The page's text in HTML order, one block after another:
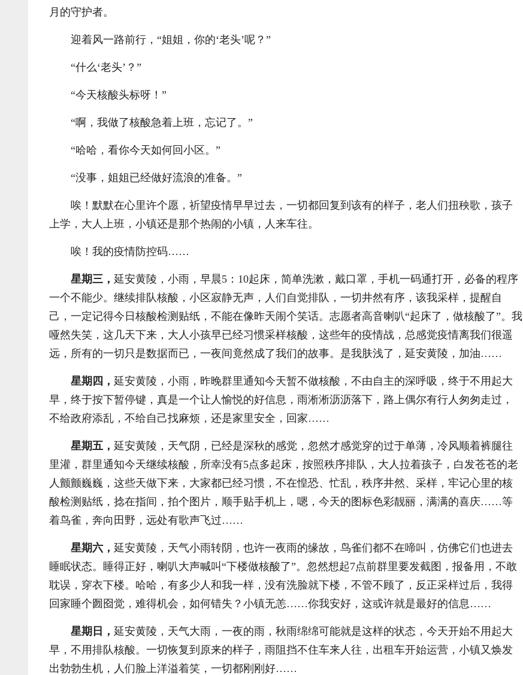
月的守护者。
迎着风一路前行，“姐姐，你的‘老头’呢？”
“什么‘老头’？”
“今天核酸头标呀！”
“啊，我做了核酸急着上班，忘记了。”
“哈哈，看你今天如何回小区。”
“没事，姐姐已经做好流浪的准备。”
唉！默默在心里许个愿，祈望疫情早早过去，一切都回复到该有的样子，老人们扭秧歌，孩子
上学，大人上班，小镇还是那个热闹的小镇，人来车往。
唉！我的疫情防控码……
星期三， 延安黄陵，小雨，早晨5：10起床，简单洗漱，戴口罩，手机一码通打开，必备的程序
一个不能少。继续排队核酸，小区寂静无声，人们自觉排队，一切井然有序，该我采样，提醒自
己，一定记得今日核酸检测贴纸，不能在像昨天闹个笑话。志愿者高音喇叭“起床了，做核酸了”。我
哑然失笑，这几天下来，大人小孩早已经习惯采样核酸，这些年的疫情战，总感觉疫情离我们很遥
远，所有的一切只是数据而已，一夜间竟然成了我们的故事。是我肤浅了，延安黄陵，加油……
星期四， 延安黄陵，小雨，昨晚群里通知今天暂不做核酸，不由自主的深呼吸，终于不用起大
早，终于按下暂停键，真是一个让人愉悦的好信息，雨淅淅沥沥落下，路上偶尔有行人匆匆走过，
不给政府添乱，不给自己找麻烦，还是家里安全，回家……
星期五， 延安黄陵，天气阴，已经是深秋的感觉，忽然才感觉穿的过于单薄，冷风顺着裤腿往
里灌，群里通知今天继续核酸，所幸没有5点多起床，按照秩序排队，大人拉着孩子，白发苍苍的老
人颤颤巍巍，这些天做下来，大家都已经习惯，不在惶恐、忙乱，秩序井然、采样，牢记心里的核
酸检测贴纸，捻在指间，拍个图片，顺手贴手机上，嗯，今天的图标色彩靓丽，满满的喜庆……等
着鸟雀，奔向田野，远处有歌声飞过……
星期六， 延安黄陵，天气小雨转阴，也许一夜雨的缘故，鸟雀们都不在啼叫，仿佛它们也进去
睡眠状态。睡得正好，喇叭大声喊叫“下楼做核酸了”。忽然想起7点前群里要发截图，报备用，不敢
耽误，穿衣下楼。哈哈，有多少人和我一样，没有洗脸就下楼，不管不顾了，反正采样过后，我得
回家睡个囫囵觉，难得机会，如何错失？小镇无恙……你我安好，这或许就是最好的信息……
星期日， 延安黄陵，天气大雨，一夜的雨，秋雨绵绵可能就是这样的状态，今天开始不用起大
早，不用排队核酸。一切恢复到原来的样子，雨阻挡不住车来人往，出租车开始运营，小镇又焕发
出勃勃生机，人们脸上洋溢着笑，一切都刚刚好……